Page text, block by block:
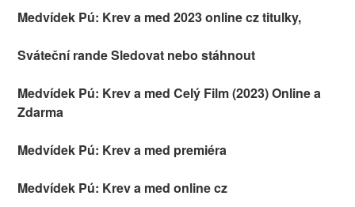
Medvídek Pú: Krev a med 2023 online cz titulky,
Sváteční rande Sledovat nebo stáhnout
Medvídek Pú: Krev a med Celý Film (2023) Online a
Zdarma
Medvídek Pú: Krev a med premiéra
Medvídek Pú: Krev a med online cz